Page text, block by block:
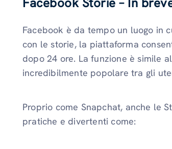
Facebook è da tempo un luogo in
con le storie, la piattaforma
dopo 24 ore. La funzione è simile
incredibilmente popolare tra gli
Proprio come Snapchat, anche le
pratiche e divertenti come: